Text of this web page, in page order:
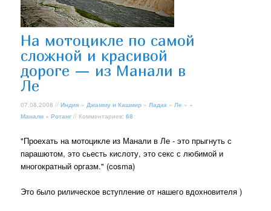
На мотоцикле по самой
сложной и красивой
дороге — из Манали в
Ле
07.08.2008 //Индия » Джамму и Кашмир »Ладак »Ле » +
Манали +Ротанг // Комментариев:68
"Проехать на мотоцикле из Манали в Ле - это прыгнуть с
парашютом, это сьесть кислоту, это секс с любимой и
многократный оргазм." (cosma)
Это было рилическое вступление от нашего вдохновителя )